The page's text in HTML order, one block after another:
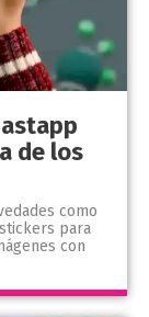
de los
como
para
con